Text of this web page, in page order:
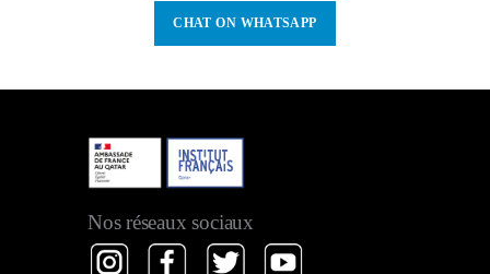
CHAT ON WHATSAPP
Nos réseaux sociaux